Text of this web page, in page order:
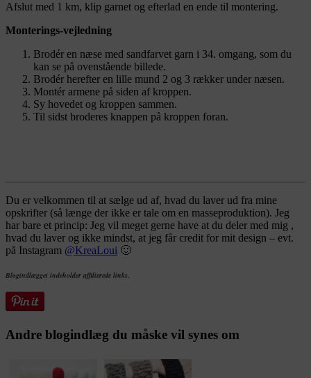
Afslut med 1 km, klip garnet og efterlad en ende til montering.
Monterings-vejledning
Brodér en næse med sandfarvet garn i 34. omgang, som du
kan se på ovenstående billede.
Brodér herefter en lille mund 2 og 3 rækker under næsen.
Montér armene på siden af kroppen.
Sy hovedet og kroppen sammen.
Til sidst broderes knappen på kroppen foran.
Du er velkommen til at sælge ud af, hvad du laver ud fra mine
opskrifter (så længe der ikke er tale om en masseproduktion). Jeg
har bare et princip: Jeg vil meget gerne have at du deler med mig ,
hvad du laver og ikke mindst, at jeg får credit for mit design – evt.
på Instagram @KreaLoui 🙂
Blogindlægget indeholder affilierede links.
Andre blogindlæg du måske vil synes om